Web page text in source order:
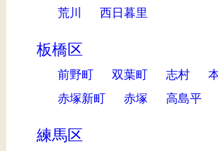
荒川 西日暮里
板橋区
前野町 双葉町 志村
赤塚新町
赤塚 高島平
練馬区